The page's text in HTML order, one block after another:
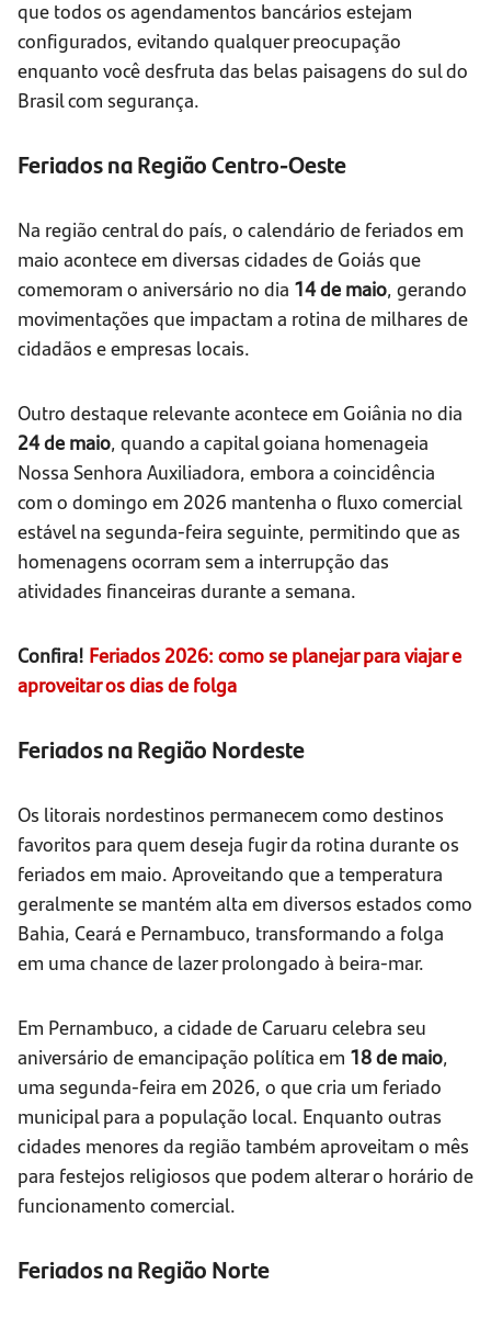
que todos os agendamentos bancários estejam
configurados, evitando qualquer preocupação
enquanto você desfruta das belas paisagens do sul do
Brasil com segurança.
Feriados na Região Centro-Oeste
Na região central do país, o calendário de feriados em
maio acontece em diversas cidades de Goiás que
comemoram o aniversário no dia 14 de maio, gerando
movimentações que impactam a rotina de milhares de
cidadãos e empresas locais.
Outro destaque relevante acontece em Goiânia no dia
24 de maio, quando a capital goiana homenageia
Nossa Senhora Auxiliadora, embora a coincidência
com o domingo em 2026 mantenha o fluxo comercial
estável na segunda-feira seguinte, permitindo que as
homenagens ocorram sem a interrupção das
atividades financeiras durante a semana.
Confira! Feriados 2026: como se planejar para viajar e
aproveitar os dias de folga
Feriados na Região Nordeste
Os litorais nordestinos permanecem como destinos
favoritos para quem deseja fugir da rotina durante os
feriados em maio. Aproveitando que a temperatura
geralmente se mantém alta em diversos estados como
Bahia, Ceará e Pernambuco, transformando a folga
em uma chance de lazer prolongado à beira-mar.
Em Pernambuco, a cidade de Caruaru celebra seu
aniversário de emancipação política em 18 de maio,
uma segunda-feira em 2026, o que cria um feriado
municipal para a população local. Enquanto outras
cidades menores da região também aproveitam o mês
para festejos religiosos que podem alterar o horário de
funcionamento comercial.
Feriados na Região Norte